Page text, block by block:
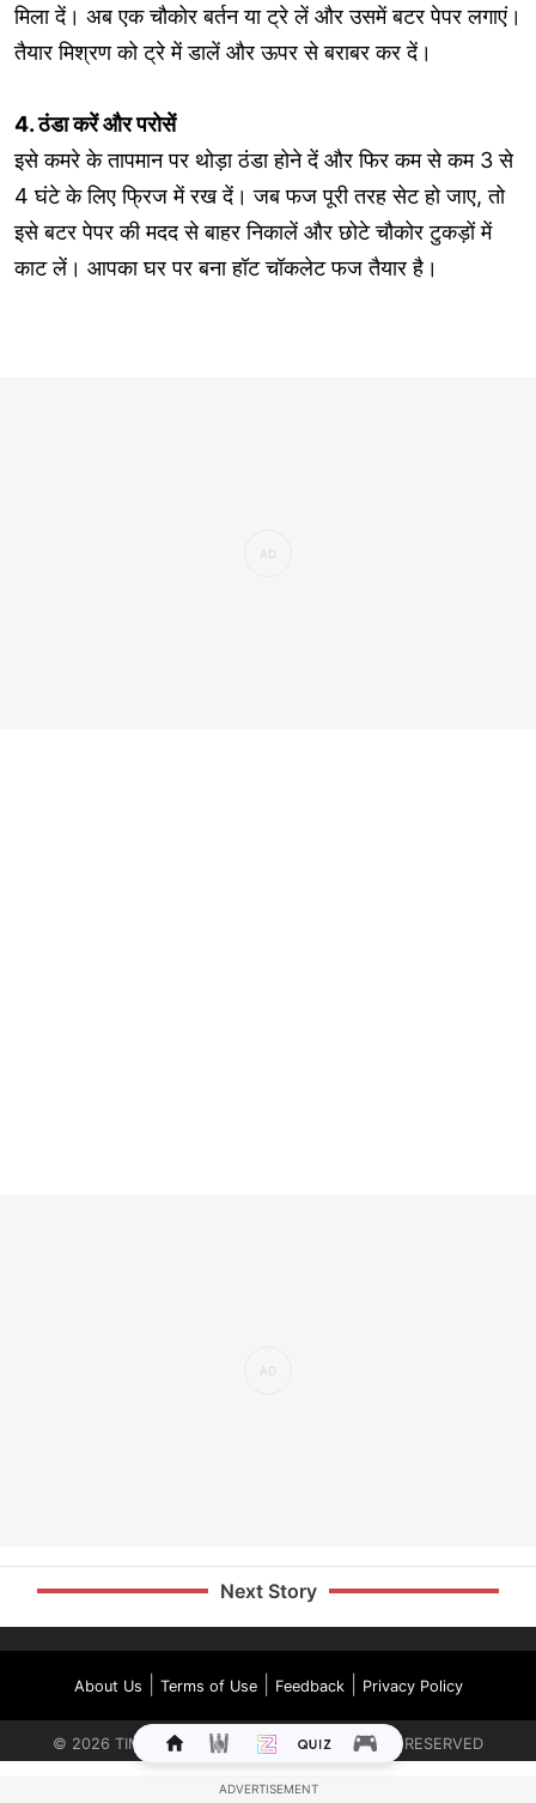
मिला दें। अब एक चौकोर बर्तन या ट्रे लें और उसमें बटर पेपर लगाएं।
तैयार मिश्रण को ट्रे में डालें और ऊपर से बराबर कर दें।
4. ठंडा करें और परोसें
इसे कमरे के तापमान पर थोड़ा ठंडा होने दें और फिर कम से कम 3 से
4 घंटे के लिए फ्रिज में रख दें। जब फज पूरी तरह सेट हो जाए, तो
इसे बटर पेपर की मदद से बाहर निकालें और छोटे चौकोर टुकड़ों में
काट लें। आपका घर पर बना हॉट चॉकलेट फज तैयार है।
Next Story
About Us Terms of Use| Feedback| Privacy Policy
© 2026 TIMES INTERNET LIMITED. ALL RIGHTS RESERVED